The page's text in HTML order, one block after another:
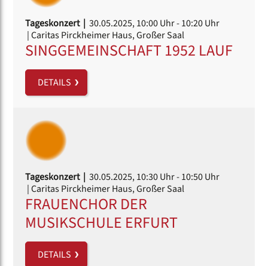
Tageskonzert | 30.05.2025, 10:00 Uhr- 10:20 Uhr
| Caritas Pirckheimer Haus, Großer Saal
SINGGEMEINSCHAFT 1952 LAUF
DETAILS
Tageskonzert | 30.05.2025, 10:30 Uhr- 10:50 Uhr
| Caritas Pirckheimer Haus, Großer Saal
FRAUENCHOR DER
MUSIKSCHULE ERFURT
DETAILS